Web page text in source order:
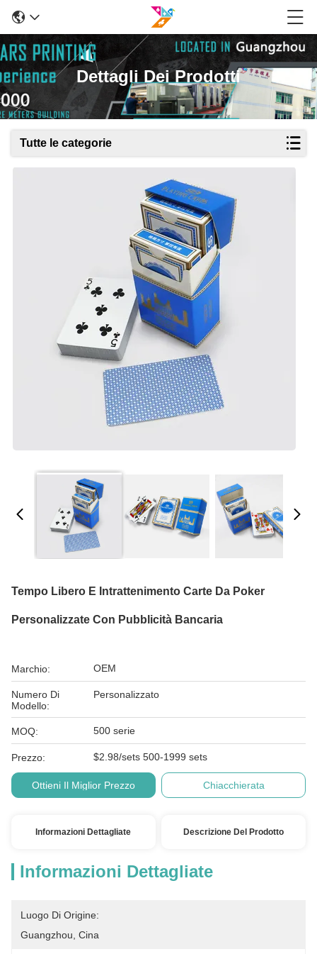
Dettagli Dei Prodotti
Tutte le categorie
Tempo Libero E Intrattenimento Carte Da Poker
Personalizzate Con Pubblicità Bancaria
Marchio: OEM
Numero Di
Modello:
Personalizzato
MOQ: 500 serie
Prezzo: $2.98/sets 500-1999 sets
Ottieni Il Miglior Prezzo Chiacchierata
Informazioni Dettagliate Descrizione Del Prodotto
Informazioni Dettagliate
Luogo Di Origine:
Guangzhou, Cina